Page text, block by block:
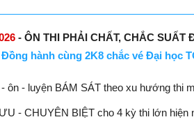
- ÔN THI PHẢI CHẤT, CHẮC SUẤT
Đồng hành cùng 2K8 chắc vé Đại học
ôn - luyện BÁM SÁT theo xu hướng thi
- CHUYÊN BIỆT cho 4 kỳ thi lớn hiện